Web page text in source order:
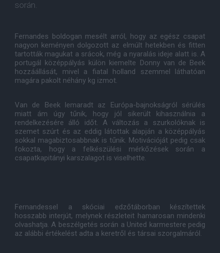
során.
Fernandes boldogan mesélt arról, hogy az egész csapat
nagyon keményen dolgozott az elmúlt hetekben és fitten
tartották magukat a srácok, még a nyaralás ideje alatt is. A
portugál középpályás külön kiemelte Donny van de Beek
hozzáállását, mivel a fiatal holland szemmel láthatóan
magára pakolt néhány kg izmot.
Van de Beek lemaradt az Európa-bajnokságról sérülés
miatt ám úgy tűnik, hogy jól sikerült kihasználnia a
rendelkezésére álló időt. A változás a szurkolóknak is
szemet szúrt és az eddig látottak alapján a középpályás
sokkal magabiztosabbnak is tűnik. Motivációját pedig csak
fokozta, hogy a felkészülési mérkőzések során a
csapatkapitányi karszalagot is viselhette.
Fernandessel a skóciai edzőtáborban készítettek
hosszabb interjút, melynek részleteit hamarosan mindenki
olvashatja. A beszélgetés során a United karmestere pedig
az alábbi értékelést adta a keretről és társai szorgalmáról.